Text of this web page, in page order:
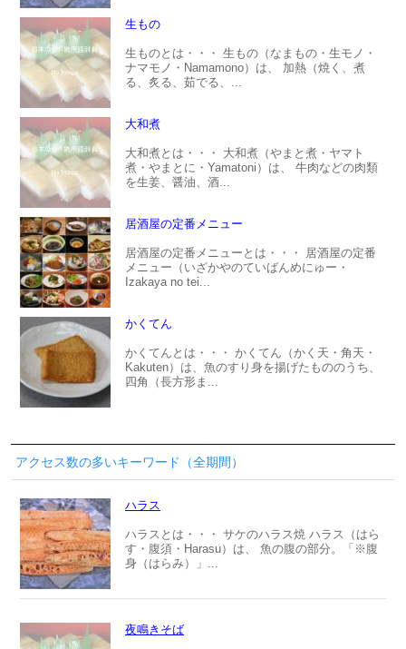
生もの
生ものとは・・・ 生もの（なまもの・生モノ・
ナマモノ・Namamono）は、 加熱（焼く、煮
る、炙る、茹でる、...
大和煮
大和煮とは・・・ 大和煮（やまと煮・ヤマト
煮・やまとに・Yamatoni）は、 牛肉などの肉類
を生姜、醤油、酒...
居酒屋の定番メニュー
居酒屋の定番メニューとは・・・ 居酒屋の定番
メニュー（いざかやのていばんめにゅー・
Izakaya no tei...
かくてん
かくてんとは・・・ かくてん（かく天・角天・
Kakuten）は、魚のすり身を揚げたもののうち、
四角（長方形ま...
アクセス数の多いキーワード（全期間）
ハラス
ハラスとは・・・ サケのハラス焼 ハラス（はら
す・腹須・Harasu）は、 魚の腹の部分。「※腹
身（はらみ）」...
夜鳴きそば